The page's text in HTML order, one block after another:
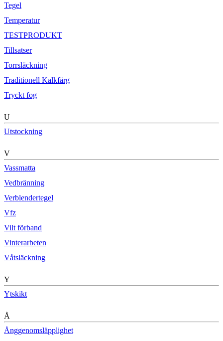
Tegel
Temperatur
TESTPRODUKT
Tillsatser
Torrsläckning
Traditionell Kalkfärg
Tryckt fog
U
Utstockning
V
Vassmatta
Vedbränning
Verblendertegel
Vfz
Vilt förband
Vinterarbeten
Våtsläckning
Y
Ytskikt
Å
Ånggenomsläpplighet